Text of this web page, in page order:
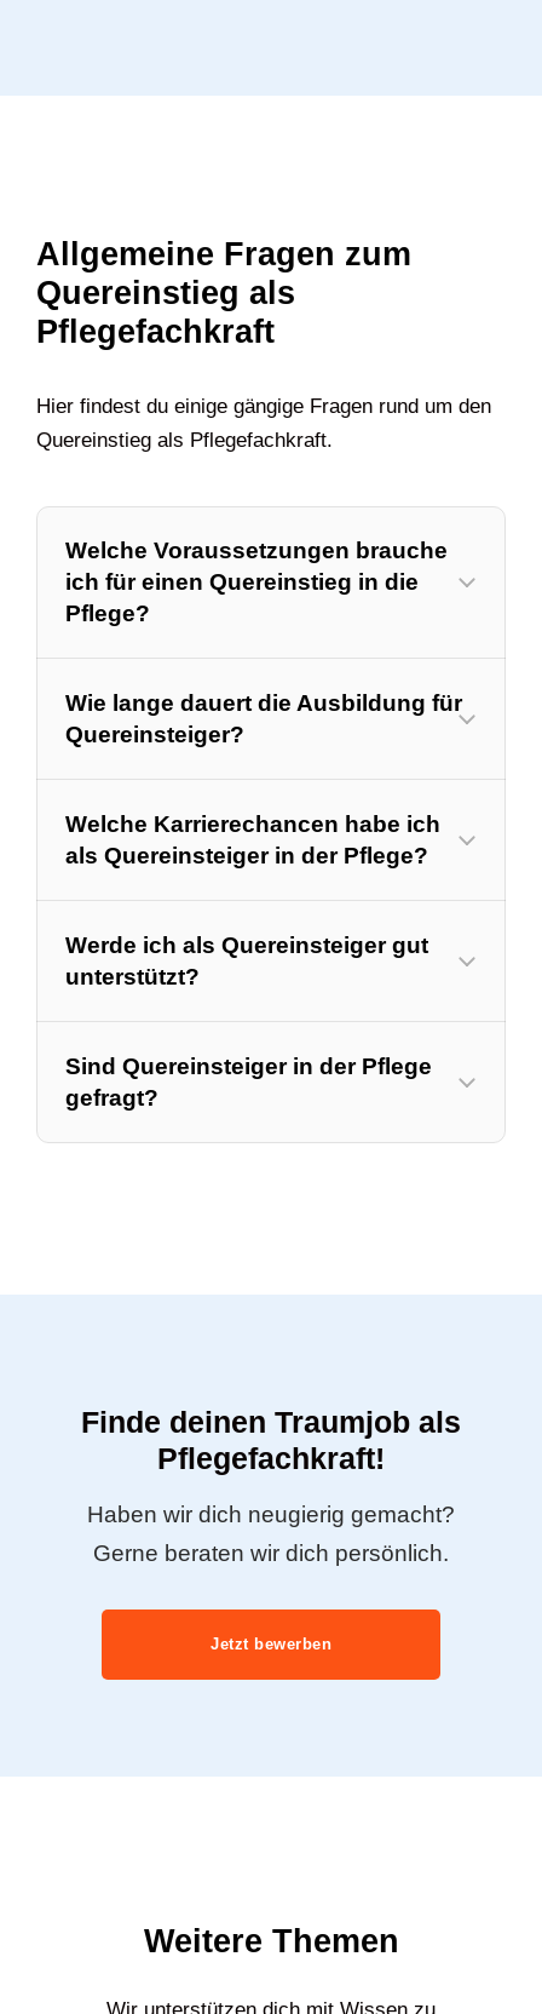
Allgemeine Fragen zum
Quereinstieg als
Pflegefachkraft
Hier findest du einige gängige Fragen rund um den
Quereinstieg als Pflegefachkraft.
Welche Voraussetzungen brauche
ich für einen Quereinstieg in die
Pflege?
Wie lange dauert die Ausbildung für
Quereinsteiger?
Welche Karrierechancen habe ich
als Quereinsteiger in der Pflege?
Werde ich als Quereinsteiger gut
unterstützt?
Sind Quereinsteiger in der Pflege
gefragt?
Finde deinen Traumjob als
Pflegefachkraft!
Haben wir dich neugierig gemacht?
Gerne beraten wir dich persönlich.
Jetzt bewerben
Weitere Themen